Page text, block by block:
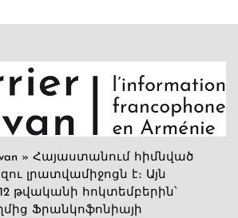
» Հայաստանում հիմնված
լրատվամիջոցն է։ Այն
թվականի հոկտեմբերին՝
Ֆրանկոֆոնիայի